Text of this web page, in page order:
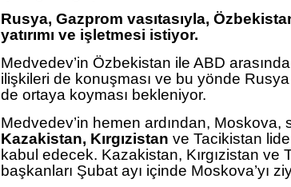
Rusya, Gazprom vasıtasıyla,
yatırımı ve işletmesi istiyor.
Medvedev’in Özbekistan ile ABD
ilişkileri de konuşması ve bu yönde
de ortaya koyması bekleniyor.
Medvedev’in hemen ardından, Moskova,
Kazakistan, Kırgızistan ve Tacikistan
kabul edecek. Kazakistan, Kırgızistan ve
başkanları Şubat ayı içinde Moskova’yı